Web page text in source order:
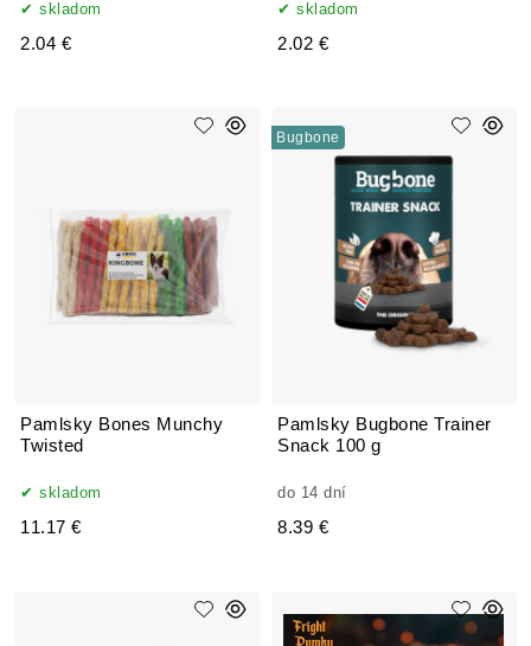
skladom
2.04 €
skladom
2.02 €
Pamlsky Bones Munchy
Twisted
skladom
11.17 €
Pamlsky Bugbone Trainer
Snack 100 g
Bugbone
do 14 dní
8.39 €